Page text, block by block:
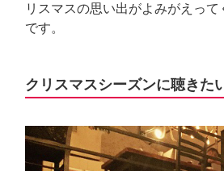
リスマスの思い出がよみがえっ
です。
クリスマスシーズンに聴きた